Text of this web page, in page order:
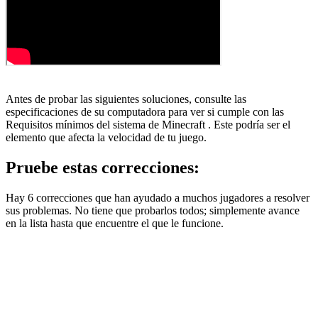
Antes de probar las siguientes soluciones, consulte las
especificaciones de su computadora para ver si cumple con las
Requisitos mínimos del sistema de Minecraft . Este podría ser el
elemento que afecta la velocidad de tu juego.
Pruebe estas correcciones:
Hay 6 correcciones que han ayudado a muchos jugadores a resolver
sus problemas. No tiene que probarlos todos; simplemente avance
en la lista hasta que encuentre el que le funcione.